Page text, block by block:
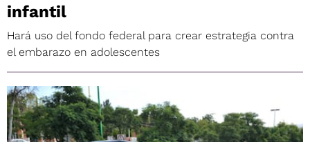
infantil
Hará uso del fondo federal para crear estrategia contra
el embarazo en adolescentes